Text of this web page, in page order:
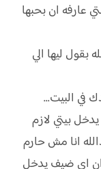
عارفه ان بحبها
بقول ليها الي
في البيت...
بيتي لازم
انا مش حارم
اي ضيف يدخل